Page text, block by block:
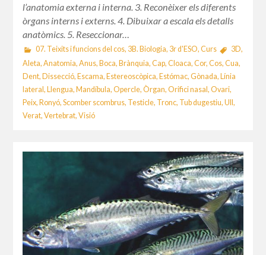
l’anatomia externa i interna. 3. Reconèixer els diferents
òrgans interns i externs. 4. Dibuixar a escala els detalls
anatòmics. 5. Reseccionar…
07. Teixits i funcions del cos, 3B. Biologia, 3r d'ESO, Curs 3D,
Aleta,Anatomia,Anus, Boca, Brànquia,Cap,Cloaca,Cor,Cos,Cua,
Dent, Dissecció, Escama, Estereoscòpica, Estómac,Gònada, Línia
lateral, Llengua, Mandíbula,Opercle,Òrgan,Orifici nasal,Ovari,
Peix, Ronyó,Scomber scombrus, Testicle, Tronc, Tub dugestiu,Ull,
Verat,Vertebrat,Visió